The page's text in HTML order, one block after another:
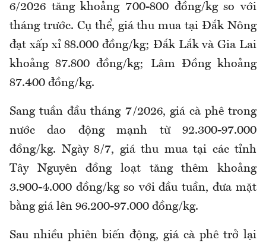
6/2026 tăng khoảng 700-800 đồng/kg so với
tháng trước. Cụ thể, giá thu mua tại Đắk Nông
đạt xấp xỉ 88.000 đồng/kg; Đắk Lắk và Gia Lai
khoảng 87.800 đồng/kg; Lâm Đồng khoảng
87.400 đồng/kg.
Sang tuần đầu tháng 7/2026, giá cà phê trong
nước dao động mạnh từ 92.300-97.000
đồng/kg. Ngày 8/7, giá thu mua tại các tỉnh
Tây Nguyên đồng loạt tăng thêm khoảng
3.900-4.000 đồng/kg so với đầu tuần, đưa mặt
bằng giá lên 96.200-97.000 đồng/kg.
Sau nhiều phiên biến động, giá cà phê trở lại